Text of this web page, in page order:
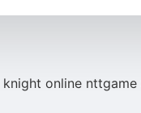
knight online nttgame